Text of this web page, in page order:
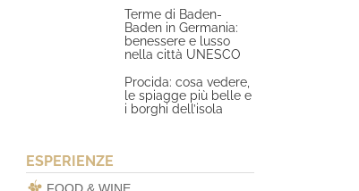
Terme di Baden-
Baden in Germania:
benessere e lusso
nella città UNESCO
Procida: cosa vedere,
le spiagge più belle e
i borghi dell’isola
ESPERIENZE